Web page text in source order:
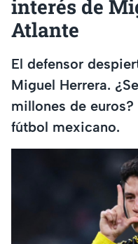
interés de
Atlante
El defensor
Miguel Herrera.
millones de
fútbol mexicano.